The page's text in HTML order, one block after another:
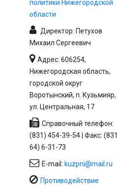
политики Нижегородской
области
Директор: Петухов
Михаил Сергеевич
Адрес: 606254,
Нижегородская область,
городской округ
Воротынский, п. Кузьмияр,
ул. Центральная, 17
Справочный телефон:
(831) 454-39-54 | Факс: (831
64) 6-31-73
E-mail: kuzpni@mail.ru
Противодействие